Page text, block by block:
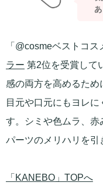
「@cosmeベストコ
ラー 第2位を受賞して
感の両方を高めるた
目元や口元にもヨレ
す。シミや色ムラ、赤
パーツのメリハリを引
「KANEBO」TOPへ